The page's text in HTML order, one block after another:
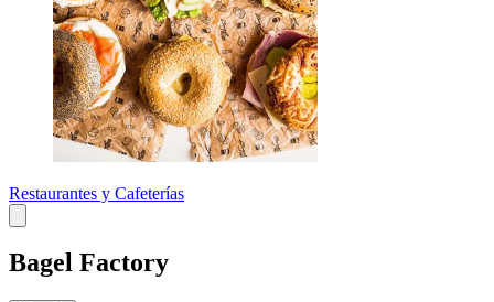
Restaurantes y Cafeterías
Bagel Factory